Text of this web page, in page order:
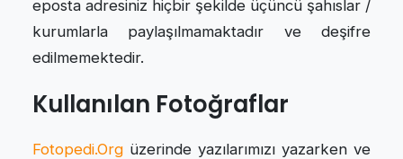
eposta adresiniz hiçbir şekilde üçüncü şahıslar /
kurumlarla paylaşılmamaktadır ve deşifre
edilmemektedir.
Kullanılan Fotoğraflar
Fotopedi.Org üzerinde yazılarımızı yazarken ve